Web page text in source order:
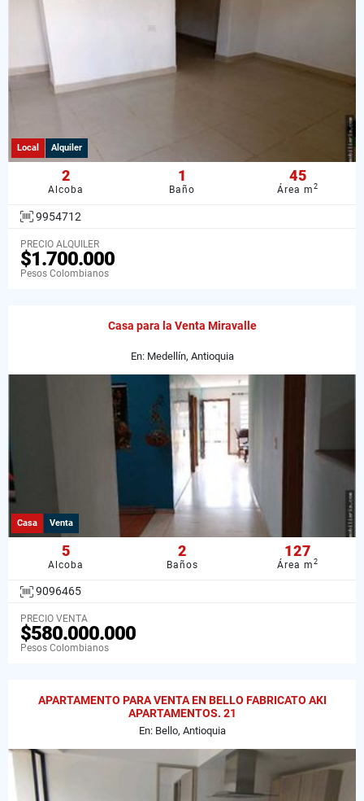
Local Alquiler
2
Alcoba
1
Baño
45
Área m2
9954712
PRECIO ALQUILER
$1.700.000
Pesos Colombianos
Casa para la Venta Miravalle
En: Medellín, Antioquia
Casa Venta
5
Alcoba
2
Baños
127
Área m2
9096465
PRECIO VENTA
$580.000.000
Pesos Colombianos
APARTAMENTO PARA VENTA EN BELLO FABRICATO AKI
APARTAMENTOS. 21
En: Bello, Antioquia